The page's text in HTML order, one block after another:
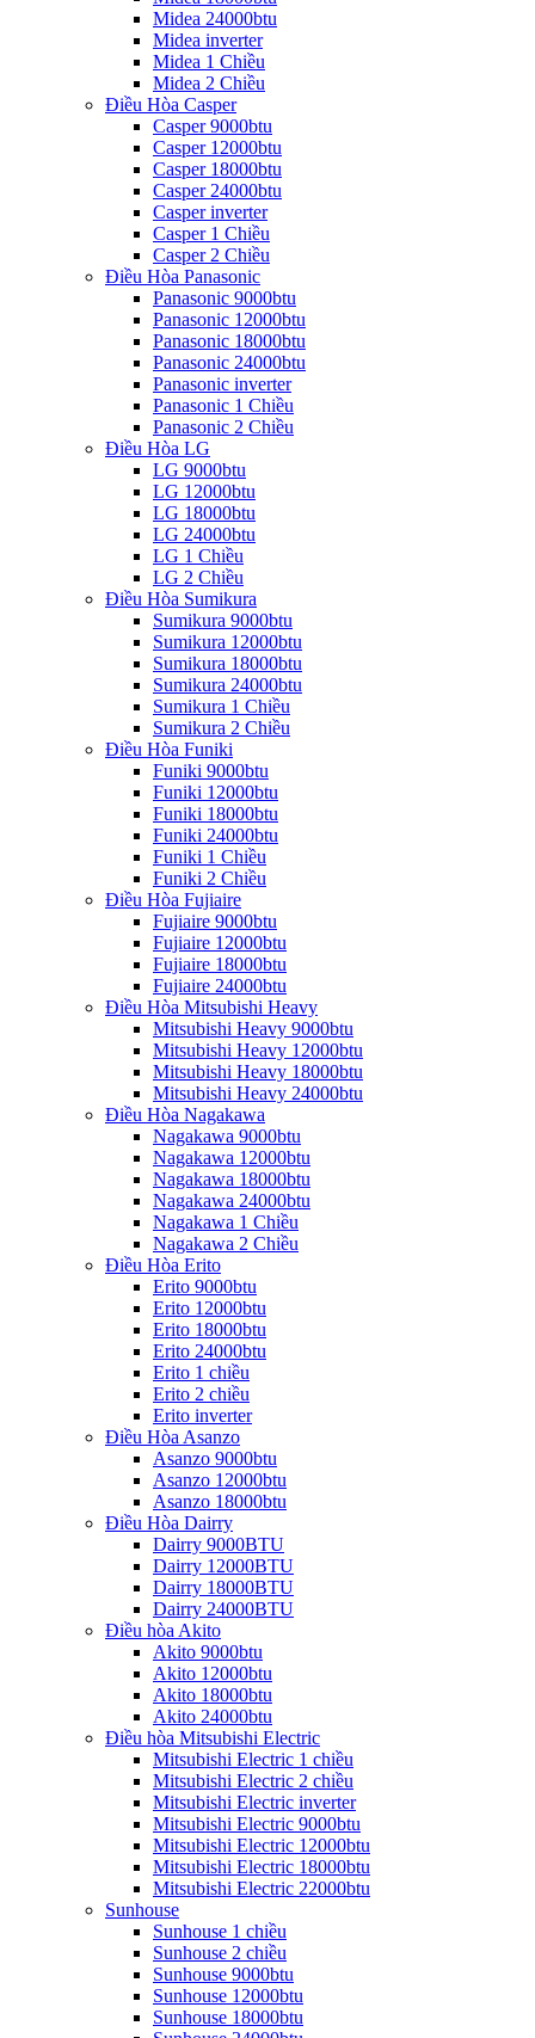
Midea 24000btu
Midea inverter
Midea 1 Chiều
Midea 2 Chiều
Điều Hòa Casper
Casper 9000btu
Casper 12000btu
Casper 18000btu
Casper 24000btu
Casper inverter
Casper 1 Chiều
Casper 2 Chiều
Điều Hòa Panasonic
Panasonic 9000btu
Panasonic 12000btu
Panasonic 18000btu
Panasonic 24000btu
Panasonic inverter
Panasonic 1 Chiều
Panasonic 2 Chiều
Điều Hòa LG
LG 9000btu
LG 12000btu
LG 18000btu
LG 24000btu
LG 1 Chiều
LG 2 Chiều
Điều Hòa Sumikura
Sumikura 9000btu
Sumikura 12000btu
Sumikura 18000btu
Sumikura 24000btu
Sumikura 1 Chiều
Sumikura 2 Chiều
Điều Hòa Funiki
Funiki 9000btu
Funiki 12000btu
Funiki 18000btu
Funiki 24000btu
Funiki 1 Chiều
Funiki 2 Chiều
Điều Hòa Fujiaire
Fujiaire 9000btu
Fujiaire 12000btu
Fujiaire 18000btu
Fujiaire 24000btu
Điều Hòa Mitsubishi Heavy
Mitsubishi Heavy 9000btu
Mitsubishi Heavy 12000btu
Mitsubishi Heavy 18000btu
Mitsubishi Heavy 24000btu
Điều Hòa Nagakawa
Nagakawa 9000btu
Nagakawa 12000btu
Nagakawa 18000btu
Nagakawa 24000btu
Nagakawa 1 Chiều
Nagakawa 2 Chiều
Điều Hòa Erito
Erito 9000btu
Erito 12000btu
Erito 18000btu
Erito 24000btu
Erito 1 chiều
Erito 2 chiều
Erito inverter
Điều Hòa Asanzo
Asanzo 9000btu
Asanzo 12000btu
Asanzo 18000btu
Điều Hòa Dairry
Dairry 9000BTU
Dairry 12000BTU
Dairry 18000BTU
Dairry 24000BTU
Điều hòa Akito
Akito 9000btu
Akito 12000btu
Akito 18000btu
Akito 24000btu
Điều hòa Mitsubishi Electric
Mitsubishi Electric 1 chiều
Mitsubishi Electric 2 chiều
Mitsubishi Electric inverter
Mitsubishi Electric 9000btu
Mitsubishi Electric 12000btu
Mitsubishi Electric 18000btu
Mitsubishi Electric 22000btu
Sunhouse
Sunhouse 1 chiều
Sunhouse 2 chiều
Sunhouse 9000btu
Sunhouse 12000btu
Sunhouse 18000btu